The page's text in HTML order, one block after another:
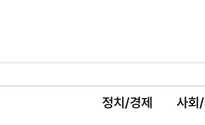
정치/경제 사회